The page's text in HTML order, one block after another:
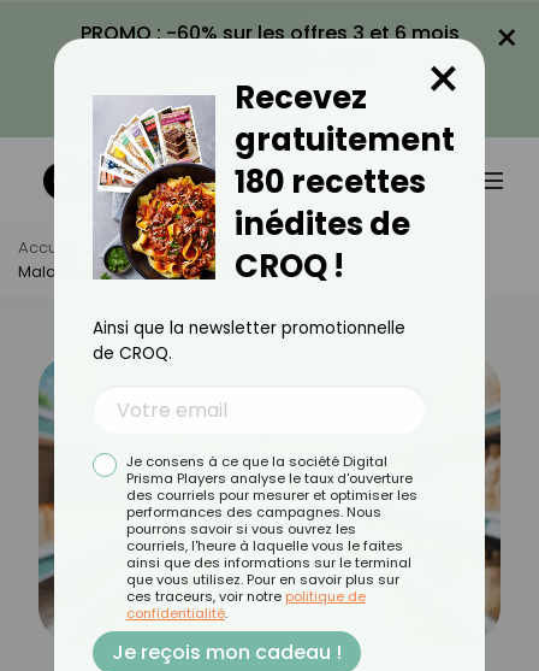
PROMO : -60% sur les offres 3 et 6 mois
VOIR LA PROMO
×
Accueil Actus
Alimentation
Maladie De Verneuil : Quels Aliments Éviter ?
Recevez
gratuitement
180 recettes
inédites de
CROQ !
×
Ainsi que la newsletter promotionnelle
de CROQ.
Je consens à ce que la société Digital
Prisma Players analyse le taux d'ouverture
des courriels pour mesurer et optimiser les
performances des campagnes. Nous
pourrons savoir si vous ouvrez les
courriels, l'heure à laquelle vous le faites
ainsi que des informations sur le terminal
que vous utilisez. Pour en savoir plus sur
ces traceurs, voir notre politique de
confidentialité.
Je reçois mon cadeau !